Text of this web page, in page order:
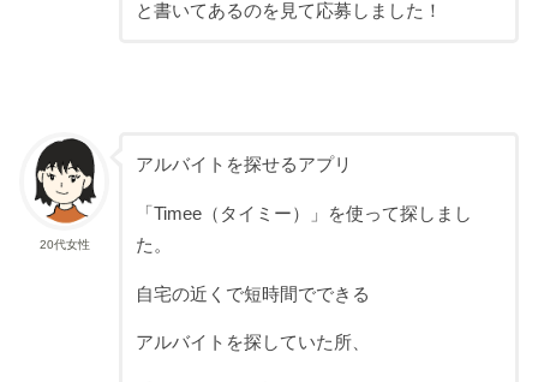
と書いてあるのを見て応募しました！
20代女性
アルバイトを探せるアプリ
「Timee（タイミー）」を使って探しまし
た。
自宅の近くで短時間でできる
アルバイトを探していた所、